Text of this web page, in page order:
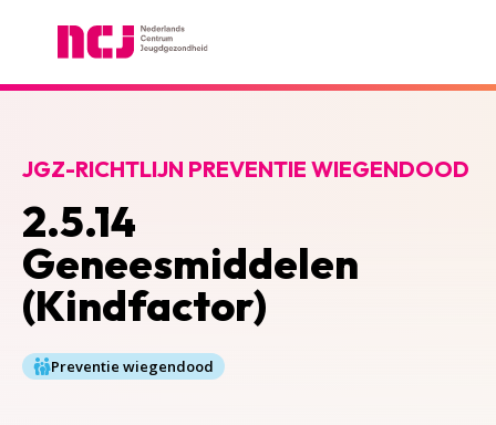
2.5.14
Geneesmiddelen
(Kindfactor)
JGZ-RICHTLIJN PREVENTIE WIEGENDOOD
Preventie wiegendood